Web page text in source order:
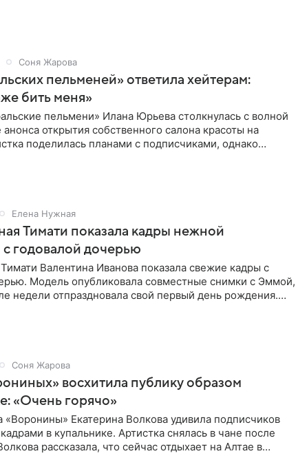
Соня Жарова
пельменей» ответила хейтерам:
бить меня»
пельмени» Илана Юрьева столкнулась с волной
анонса открытия собственного салона красоты на
поделилась планами с подписчиками, однако
Елена Нужная
Тимати показала кадры нежной
годовалой дочерью
Валентина Иванова показала свежие кадры с
Модель опубликовала совместные снимки с Эммой,
недели отпраздновала свой первый день рождения.
Соня Жарова
восхитила публику образом
«Очень горячо»
«Воронины» Екатерина Волкова удивила подписчиков
в купальнике. Артистка снялась в чане после
рассказала, что сейчас отдыхает на Алтае в